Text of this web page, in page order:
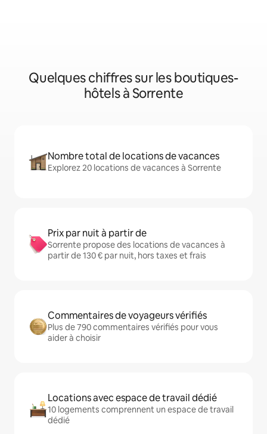
Quelques chiffres sur les boutiques-
hôtels à Sorrente
Nombre total de locations de vacances
Explorez 20 locations de vacances à Sorrente
Prix par nuit à partir de
Sorrente propose des locations de vacances à
partir de 130 € par nuit, hors taxes et frais
Commentaires de voyageurs vérifiés
Plus de 790 commentaires vérifiés pour vous
aider à choisir
Locations avec espace de travail dédié
10 logements comprennent un espace de travail
dédié